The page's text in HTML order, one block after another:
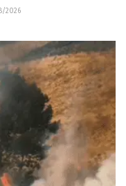
2026